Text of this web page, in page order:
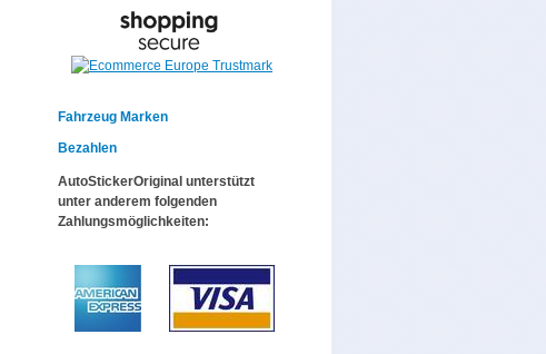
Fahrzeug Marken
Bezahlen
AutoStickerOriginal unterstützt
unter anderem folgenden
Zahlungsmöglichkeiten: